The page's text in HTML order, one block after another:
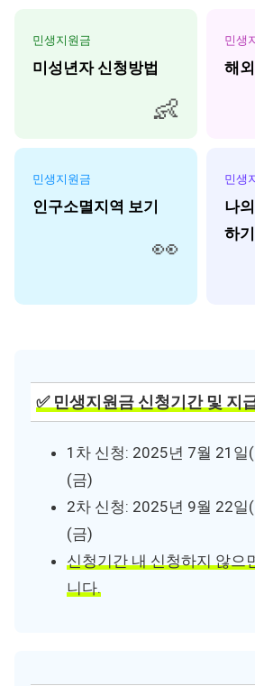
민생지원금
미성년자 신청방법
👶
민생
해
민생지원금
인구소멸지역 보기
👀
민생
나
하기
✅ 민생지원금 신청기간 및 지
1차 신청: 2025년 7월 21일
(금)
2차 신청: 2025년 9월 22일
(금)
신청기간 내 신청하지 않으
니다.